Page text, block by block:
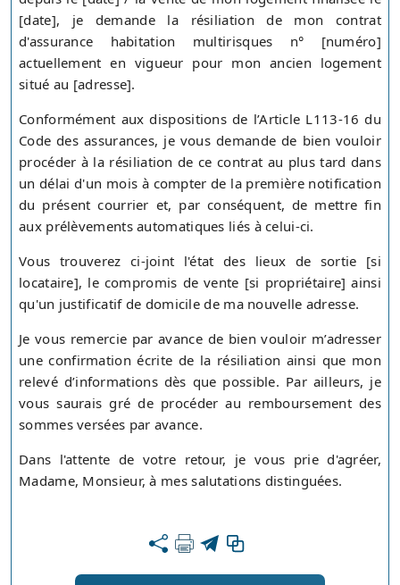
[date], je demande la résiliation de mon contrat
d'assurance habitation multirisques n° [numéro]
actuellement en vigueur pour mon ancien logement
situé au [adresse].
Conformément aux dispositions de l’Article L113-16 du
Code des assurances, je vous demande de bien vouloir
procéder à la résiliation de ce contrat au plus tard dans
un délai d'un mois à compter de la première notification
du présent courrier et, par conséquent, de mettre fin
aux prélèvements automatiques liés à celui-ci.
Vous trouverez ci-joint l'état des lieux de sortie [si
locataire], le compromis de vente [si propriétaire] ainsi
qu'un justificatif de domicile de ma nouvelle adresse.
Je vous remercie par avance de bien vouloir m’adresser
une confirmation écrite de la résiliation ainsi que mon
relevé d’informations dès que possible. Par ailleurs, je
vous saurais gré de procéder au remboursement des
sommes versées par avance.
Dans l'attente de votre retour, je vous prie d'agréer,
Madame, Monsieur, à mes salutations distinguées.